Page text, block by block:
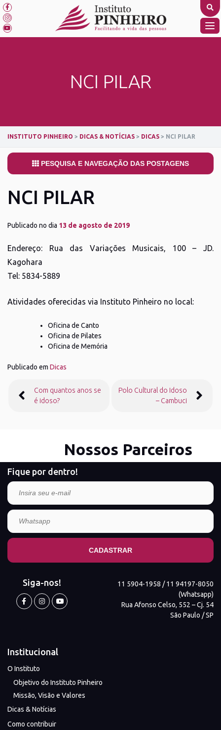
Skip
to
content
NCI PILAR
INSTITUTO PINHEIRO > DICAS & NOTÍCIAS > DICAS > NCI PILAR
PESQUISA E NAVEGAÇÃO DAS POSTAGENS
NCI PILAR
Publicado no dia 13 de agosto de 2019
Endereço: Rua das Variações Musicais, 100 – JD.
Kagohara
Tel: 5834-5889
Atividades oferecidas via Instituto Pinheiro no local:
Oficina de Canto
Oficina de Pilates
Oficina de Memória
Publicado em Dicas
de
Com quantos anos se
é idoso?
Polo Cultural do Idoso
– Cambuci
Nossos Parceiros
Fique por dentro!
Siga-nos!
11 5904-1958 / 11 94197-8050
(Whatsapp)
Rua Afonso Celso, 552 – Cj. 54
São Paulo / SP
Institucional
O Instituto
Objetivo do Instituto Pinheiro
Missão, Visão e Valores
Dicas & Notícias
Como contribuir